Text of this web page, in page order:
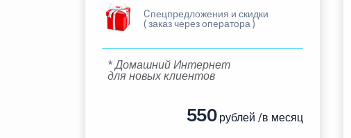
Cпецпредложения и скидки
( заказ через оператора )
* Домашний Интернет
для новых клиентов
550рублей /в месяц